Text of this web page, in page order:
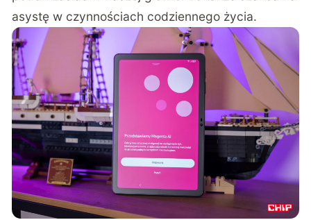
asystę w czynnościach codziennego życia.